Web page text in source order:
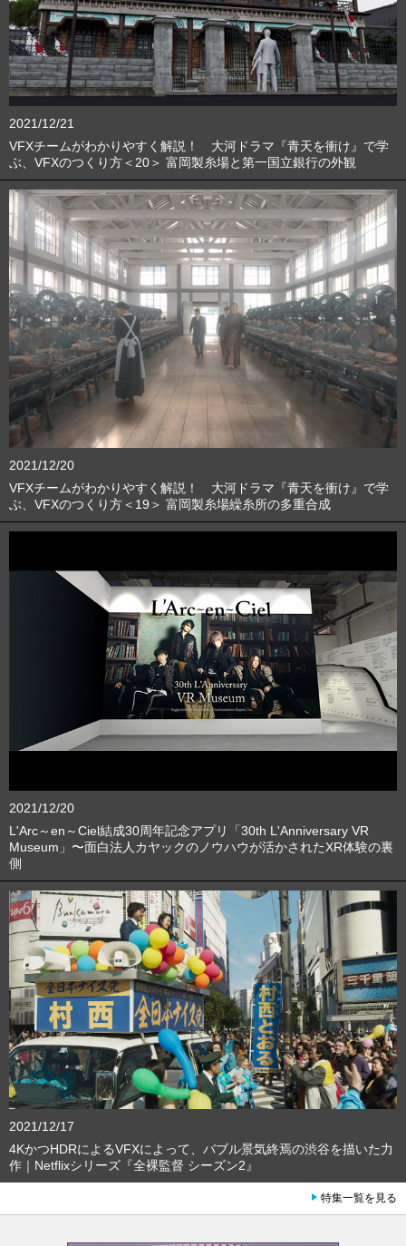
2021/12/21
VFXチームがわかりやすく解説！ 大河ドラマ『青天を衝け』で学
ぶ、VFXのつくり方＜20＞ 富岡製糸場と第一国立銀行の外観
2021/12/20
VFXチームがわかりやすく解説！ 大河ドラマ『青天を衝け』で学
ぶ、VFXのつくり方＜19＞ 富岡製糸場繰糸所の多重合成
2021/12/20
L'Arc～en～Ciel結成30周年記念アプリ「30th L'Anniversary VR
Museum」〜面白法人カヤックのノウハウが活かされたXR体験の裏
側
2021/12/17
4KかつHDRによるVFXによって、バブル景気終焉の渋谷を描いた力
作｜Netflixシリーズ『全裸監督 シーズン2』
特集一覧を見る